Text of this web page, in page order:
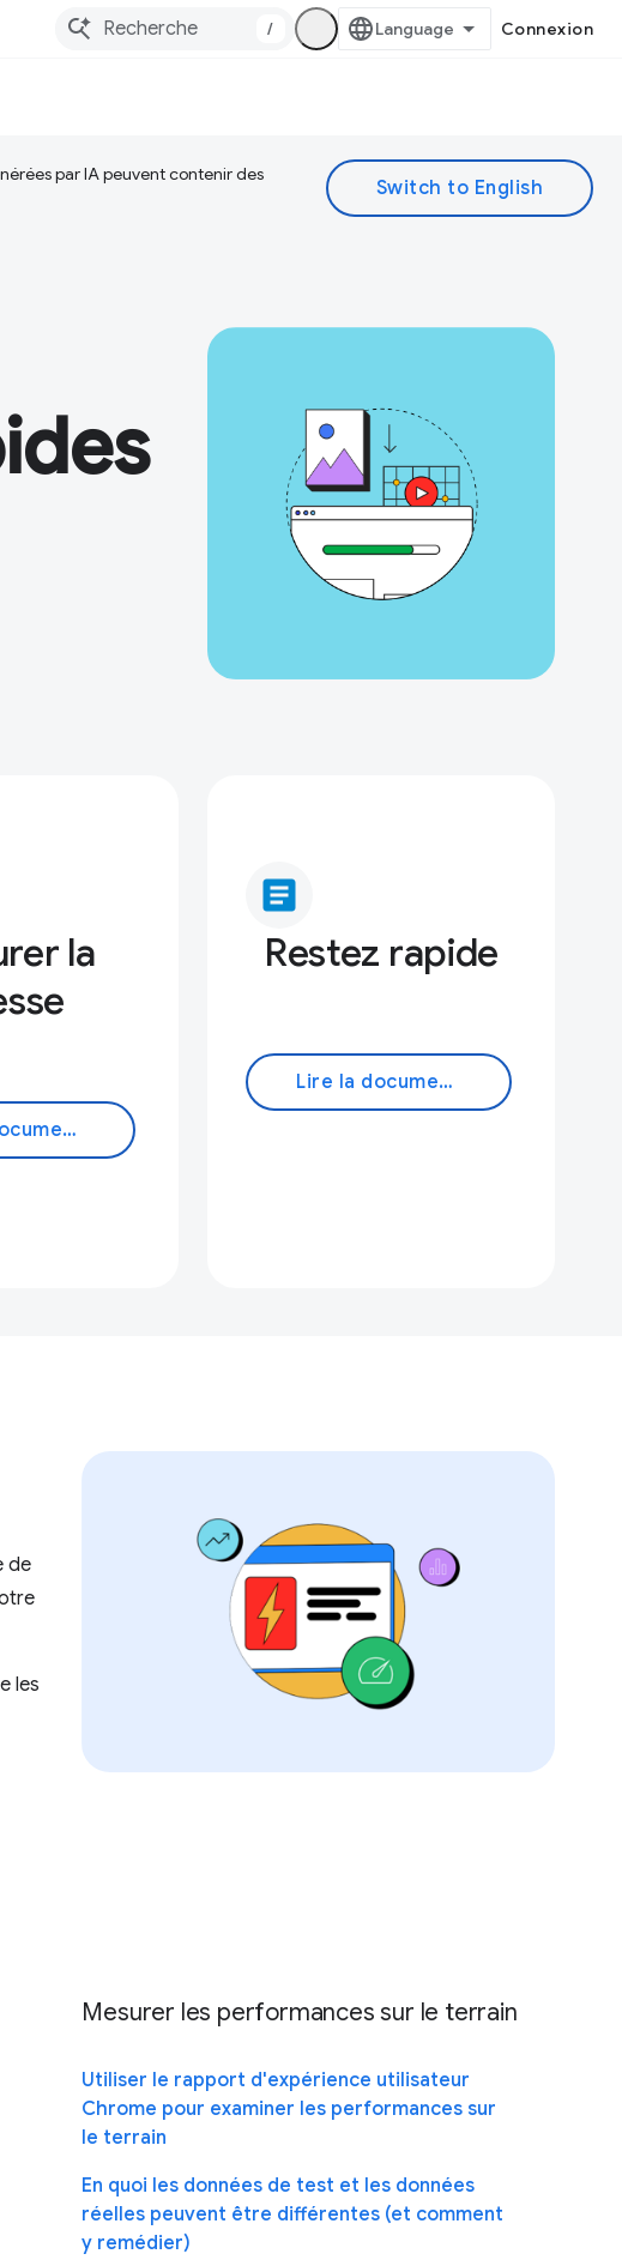
/ Connexion
par IA peuvent contenir des
la
Lire la documentation
article
Restez rapide
Lire la documentation
de
les
Mesurer les performances sur le terrain
Utiliser le rapport d'expérience utilisateur
Chrome pour examiner les performances sur
le terrain
En quoi les données de test et les données
réelles peuvent être différentes (et comment
y remédier)